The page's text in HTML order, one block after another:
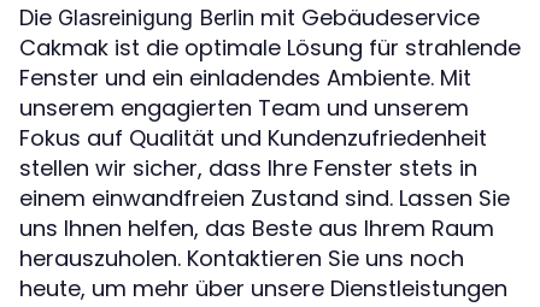
Die Glasreinigung Berlin mit Gebäudeservice
Cakmak ist die optimale Lösung für strahlende
Fenster und ein einladendes Ambiente. Mit
unserem engagierten Team und unserem
Fokus auf Qualität und Kundenzufriedenheit
stellen wir sicher, dass Ihre Fenster stets in
einem einwandfreien Zustand sind. Lassen Sie
uns Ihnen helfen, das Beste aus Ihrem Raum
herauszuholen. Kontaktieren Sie uns noch
heute, um mehr über unsere Dienstleistungen